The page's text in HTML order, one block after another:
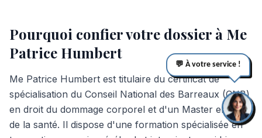
Pourquoi confier votre dossier à Me
Patrice Humbert
Me Patrice Humbert est titulaire du certificat de
spécialisation du Conseil National des Barreaux (CNB)
en droit du dommage corporel et d'un Master en droit
de la santé. Il dispose d'une formation spécialisée en
💬 À votre service !